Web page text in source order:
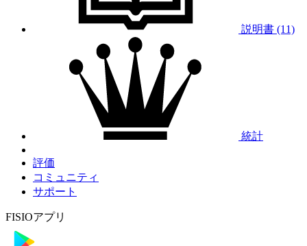
説明書 (11)
統計
評価
コミュニティ
サポート
FISIOアプリ